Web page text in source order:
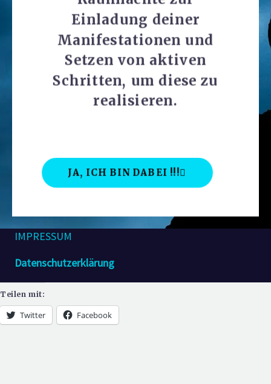
Einladung deiner
Manifestationen und
Setzen von aktiven
Schritten, um diese zu
realisieren.
JA, ICH BIN DABEI !!!
IMPRESSUM
Datenschutzerklärung
Teilen mit:
Twitter Facebook